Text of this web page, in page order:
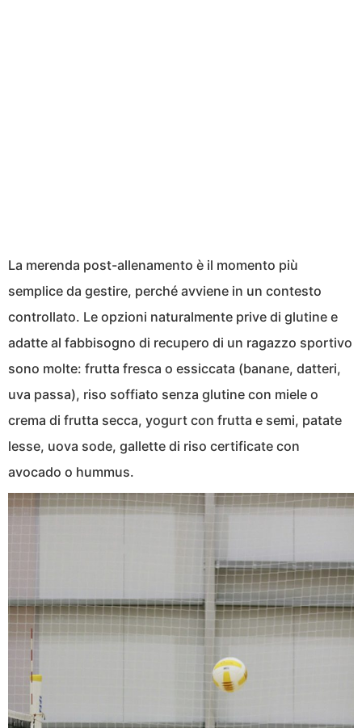
La merenda post-allenamento è il momento più
semplice da gestire, perché avviene in un contesto
controllato. Le opzioni naturalmente prive di glutine e
adatte al fabbisogno di recupero di un ragazzo sportivo
sono molte: frutta fresca o essiccata (banane, datteri,
uva passa), riso soffiato senza glutine con miele o
crema di frutta secca, yogurt con frutta e semi, patate
lesse, uova sode, gallette di riso certificate con
avocado o hummus.